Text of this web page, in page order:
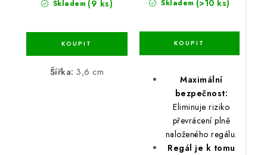
Skladem (9 ks)
Šířka: 3,6 cm
Skladem (>10 ks)
Maximální
bezpečnost:
Eliminuje riziko
převrácení plně
naloženého regálu.
Regál je k tomu